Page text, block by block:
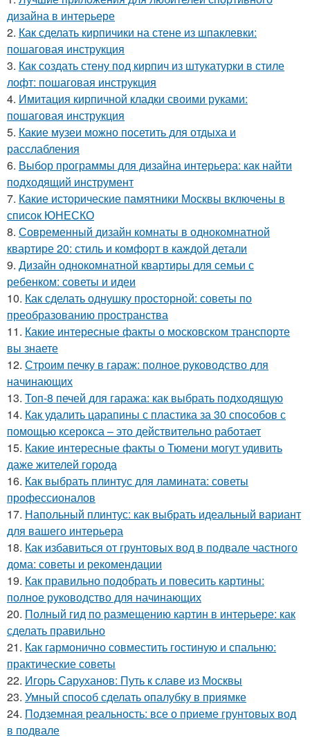
дизайна в интерьере
2. Как сделать кирпичики на стене из шпаклевки:
пошаговая инструкция
3. Как создать стену под кирпич из штукатурки в стиле
лофт: пошаговая инструкция
4. Имитация кирпичной кладки своими руками:
пошаговая инструкция
5. Какие музеи можно посетить для отдыха и
расслабления
6. Выбор программы для дизайна интерьера: как найти
подходящий инструмент
7. Какие исторические памятники Москвы включены в
список ЮНЕСКО
8. Современный дизайн комнаты в однокомнатной
квартире 20: стиль и комфорт в каждой детали
9. Дизайн однокомнатной квартиры для семьи с
ребенком: советы и идеи
10. Как сделать однушку просторной: советы по
преобразованию пространства
11. Какие интересные факты о московском транспорте
вы знаете
12. Строим печку в гараж: полное руководство для
начинающих
13. Топ-8 печей для гаража: как выбрать подходящую
14. Как удалить царапины с пластика за 30 способов с
помощью ксерокса – это действительно работает
15. Какие интересные факты о Тюмени могут удивить
даже жителей города
16. Как выбрать плинтус для ламината: советы
профессионалов
17. Напольный плинтус: как выбрать идеальный вариант
для вашего интерьера
18. Как избавиться от грунтовых вод в подвале частного
дома: советы и рекомендации
19. Как правильно подобрать и повесить картины:
полное руководство для начинающих
20. Полный гид по размещению картин в интерьере: как
сделать правильно
21. Как гармонично совместить гостиную и спальню:
практические советы
22. Игорь Саруханов: Путь к славе из Москвы
23. Умный способ сделать опалубку в приямке
24. Подземная реальность: все о приеме грунтовых вод
в подвале